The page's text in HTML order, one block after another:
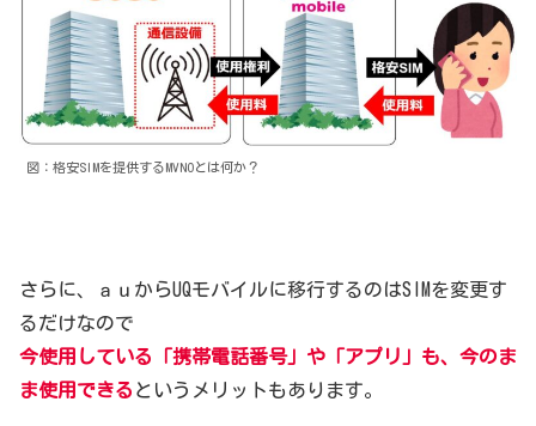
図：格安SIMを提供するMVNOとは何か？
さらに、ａｕからUQモバイルに移行するのはSIMを変更す
るだけなので
今使用している「携帯電話番号」や「アプリ」も、今のま
ま使用できる というメリットもあります。